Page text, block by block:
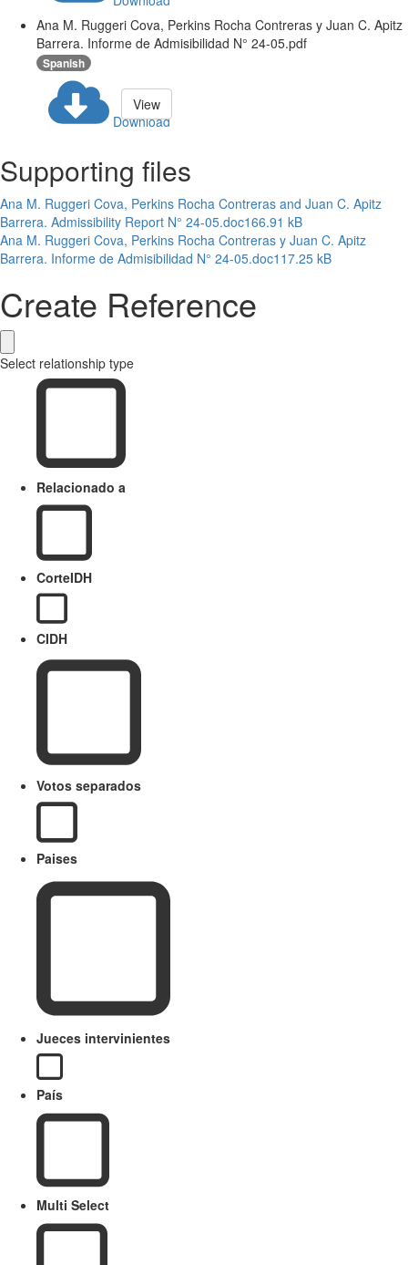
Ana M. Ruggeri Cova, Perkins Rocha Contreras y Juan C. Apitz
Barrera. Informe de Admisibilidad N° 24-05.pdf
Spanish
Download
View
Supporting files
Ana M. Ruggeri Cova, Perkins Rocha Contreras and Juan C. Apitz
Barrera. Admissibility Report N° 24-05.doc166.91 kB
Ana M. Ruggeri Cova, Perkins Rocha Contreras y Juan C. Apitz
Barrera. Informe de Admisibilidad N° 24-05.doc117.25 kB
Create Reference
Select relationship type
Relacionado a
CorteIDH
CIDH
Votos separados
Paises
Jueces intervinientes
País
Multi Select